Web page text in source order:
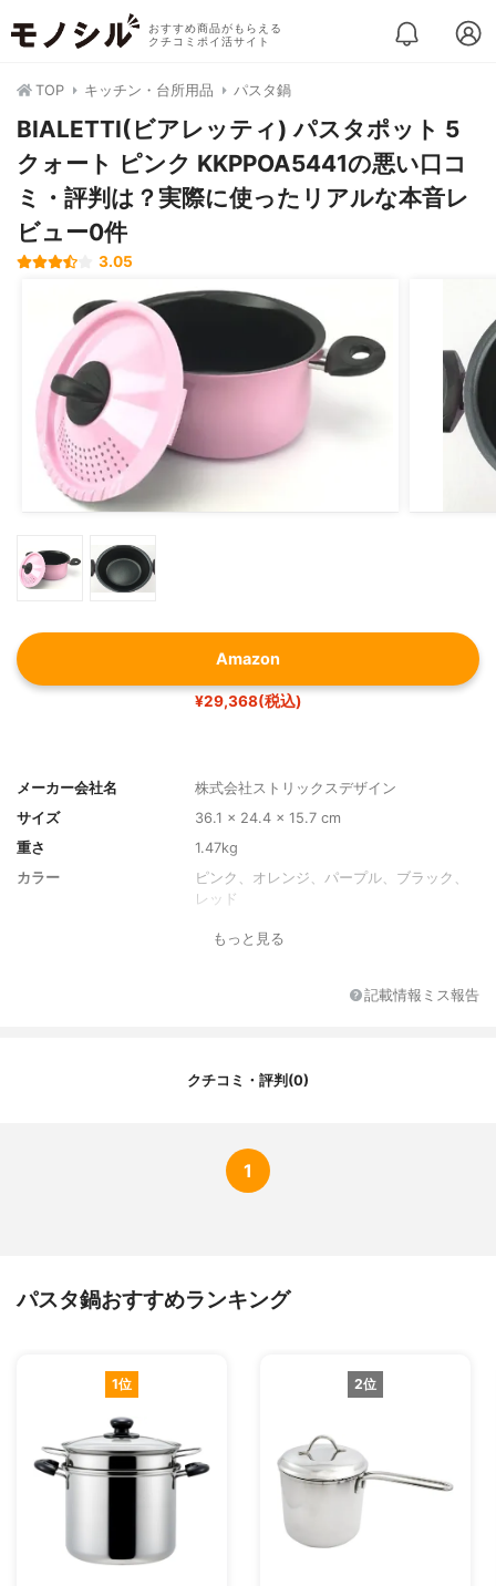
おすすめ商品がもらえる
クチコミポイ活サイト
TOP キッチン・台所用品 パスタ鍋
BIALETTI(ビアレッティ) パスタポット 5
クォート ピンク KKPPOA5441の悪い口コ
ミ・評判は？実際に使ったリアルな本音レ
ビュー0件
3.05
Amazon
¥29,368(税込)
メーカー会社名
株式会社ストリックスデザイン
サイズ
36.1 x 24.4 x 15.7 cm
重さ
1.47kg
カラー
ピンク、オレンジ、パープル、ブラック、
レッド
もっと見る
記載情報ミス報告
クチコミ・評判(0)
1
パスタ鍋おすすめランキング
1位 2位